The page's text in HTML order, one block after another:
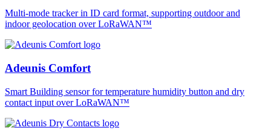
Multi-mode tracker in ID card format, supporting outdoor and
indoor geolocation over LoRaWAN™
Adeunis Comfort
Smart Building sensor for temperature humidity button and dry
contact input over LoRaWAN™